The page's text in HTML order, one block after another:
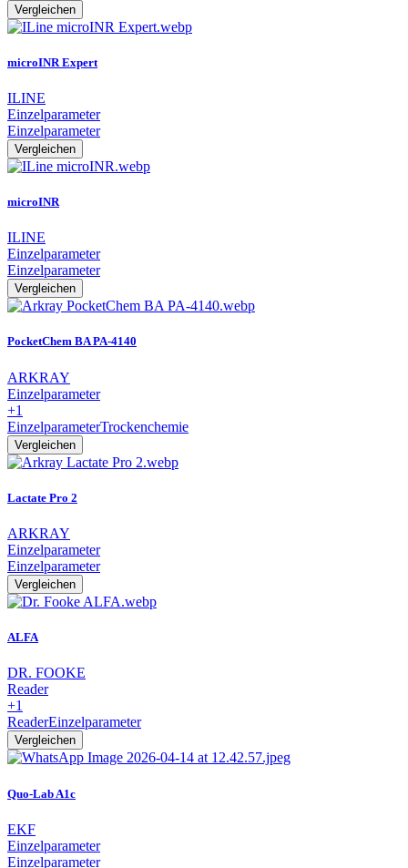
Vergleichen
microINR Expert
ILINE
Einzelparameter
Einzelparameter
Vergleichen
microINR
ILINE
Einzelparameter
Einzelparameter
Vergleichen
PocketChem BA PA-4140
ARKRAY
Einzelparameter
+1
EinzelparameterTrockenchemie
Vergleichen
Lactate Pro 2
ARKRAY
Einzelparameter
Einzelparameter
Vergleichen
ALFA
DR. FOOKE
Reader
+1
ReaderEinzelparameter
Vergleichen
Quo-Lab A1c
EKF
Einzelparameter
Einzelparameter